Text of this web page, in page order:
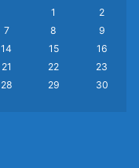
1
2
7 8
9
14 15
16
21 22
23
28 29
30